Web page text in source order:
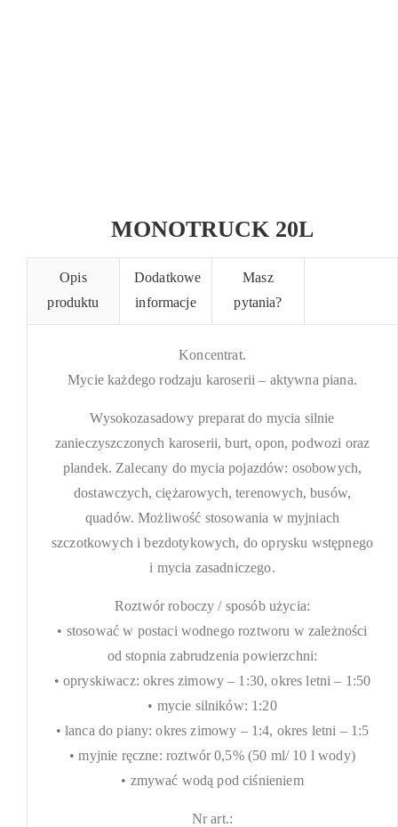
MONOTRUCK 20L
Opis
produktu
Dodatkowe
informacje
Masz
pytania?
Koncentrat.
Mycie każdego rodzaju karoserii – aktywna piana.
Wysokozasadowy preparat do mycia silnie
zanieczyszczonych karoserii, burt, opon, podwozi oraz
plandek. Zalecany do mycia pojazdów: osobowych,
dostawczych, ciężarowych, terenowych, busów,
quadów. Możliwość stosowania w myjniach
szczotkowych i bezdotykowych, do oprysku wstępnego
i mycia zasadniczego.
Roztwór roboczy / sposób użycia:
• stosować w postaci wodnego roztworu w zależności
od stopnia zabrudzenia powierzchni:
• opryskiwacz: okres zimowy – 1:30, okres letni – 1:50
• mycie silników: 1:20
• lanca do piany: okres zimowy – 1:4, okres letni – 1:5
• myjnie ręczne: roztwór 0,5% (50 ml/ 10 l wody)
• zmywać wodą pod ciśnieniem
Nr art.: